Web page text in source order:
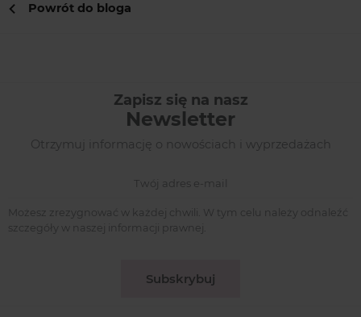
Powrót do bloga
Zapisz się na nasz
Newsletter
Otrzymuj informację o nowościach i wyprzedażach
Możesz zrezygnować w każdej chwili. W tym celu należy odnaleźć
szczegóły w naszej informacji prawnej.
Subskrybuj